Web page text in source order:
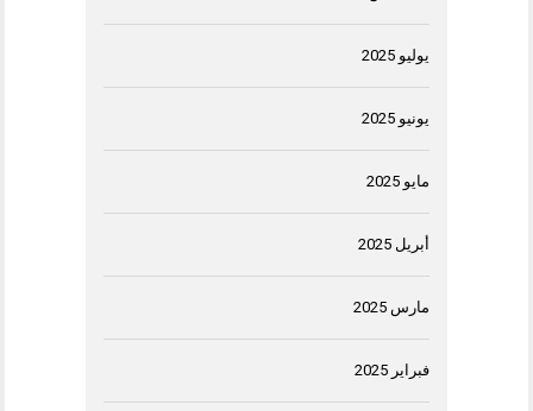
يوليو 2025
يونيو 2025
مايو 2025
أبريل 2025
مارس 2025
فبراير 2025